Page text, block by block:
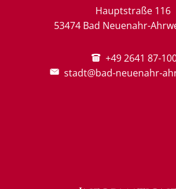
Hauptstraße 116
53474 Bad Neuenahr-
+49 2641 87-
stadt@bad-neuenahr-